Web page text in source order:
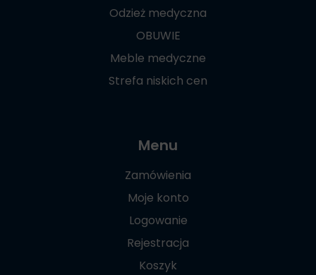
Odzież medyczna
OBUWIE
Meble medyczne
Strefa niskich cen
Menu
Zamówienia
Moje konto
Logowanie
Rejestracja
Koszyk